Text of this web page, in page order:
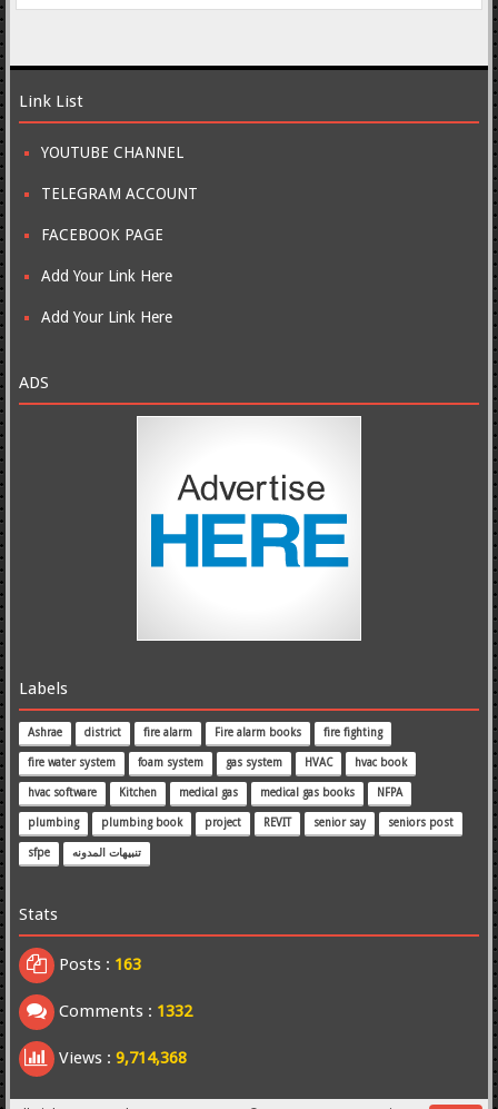
Link List
YOUTUBE CHANNEL
TELEGRAM ACCOUNT
FACEBOOK PAGE
Add Your Link Here
Add Your Link Here
ADS
Labels
Ashrae district fire alarm Fire alarm books fire fighting
fire water system foam system gas system HVAC hvac book
hvac software Kitchen medical gas medical gas books NFPA
plumbing plumbing book project REVIT senior say seniors post
sfpe تنبيهات المدونه
Stats
Posts : 163
Comments : 1332
Views : 9,714,368